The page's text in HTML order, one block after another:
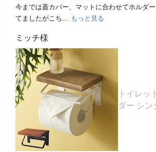
今までは蓋カバー、マットに合わせてホルダ
てましたがこち...
もっと見る
ミッチ様
トイレッ
ダー シン